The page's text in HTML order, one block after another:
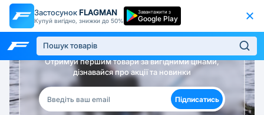
Застосунок FLAGMAN
Купуй вигідно, знижки до 50%
Завантажити з
Google Play
Будь в курсі!
Отримуй першим товари за вигідними цінами,
дізнавайся про акції та новинки
Підписатись